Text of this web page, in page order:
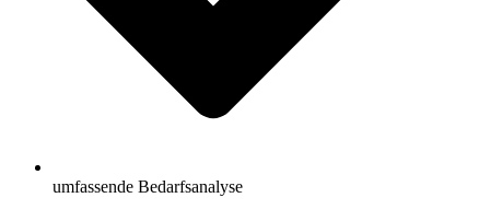
umfassende Bedarfsanalyse